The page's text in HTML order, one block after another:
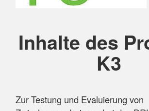
Inhalte des
K3
Zur Testung und Evaluierung von